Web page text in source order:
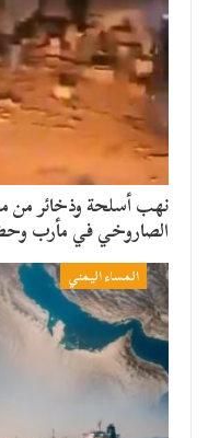
نهب أسلحة وذخائر من
الصاروخي في مأرب
المساء اليمني